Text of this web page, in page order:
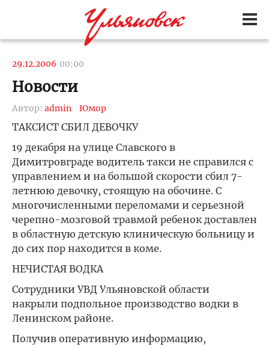
29.12.2006 00:00
Новости
Автор: admin Юмор
ТАКСИСТ СБИЛ ДЕВОЧКУ
19 декабря на улице Славского в
Димитровграде водитель такси не справился с
управлением и на большой скорости сбил 7-
летнюю девочку, стоящую на обочине. С
многочисленными переломами и серьезной
черепно-мозговой травмой ребенок доставлен
в областную детскую клиническую больницу и
до сих пор находится в коме.
НЕЧИСТАЯ ВОДКА
Сотрудники УВД Ульяновской области
накрыли подпольное производство водки в
Ленинском районе.
Получив оперативную информацию,